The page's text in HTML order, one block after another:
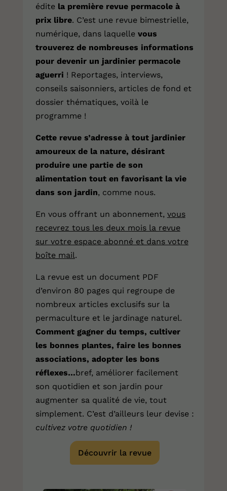
éditela première revue permacole à
prix libre. C’est une revue bimestrielle,
numérique, dans laquelle vous
trouverez de nombreuses informations
pour devenir un jardinier permacole
aguerri ! Reportages, interviews,
conseils saisonniers, articles de fond et
dossier thématiques, voilà le
programme !
Cette revue s’adresse à tout jardinier
amoureux de la nature, désirant
produire une partie de son
alimentation tout en favorisant la vie
dans son jardin, comme nous.
En vous offrant un abonnement, vous
recevrez tous les deux mois la revue
sur votre espace abonné et dans votre
boîte mail.
La revue est un document PDF
d’environ 80 pages qui regroupe de
nombreux articles exclusifs sur la
permaculture et le jardinage naturel.
Comment gagner du temps, cultiver
les bonnes plantes, faire les bonnes
associations, adopter les bons
réflexes…bref, améliorer facilement
son quotidien et son jardin pour
augmenter sa qualité de vie, tout
simplement. C’est d’ailleurs leur devise :
cultivez votre quotidien !
Découvrir la revue